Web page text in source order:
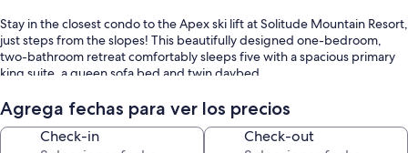
Stay in the closest condo to the Apex ski lift at Solitude Mountain Resort,
just steps from the slopes! This beautifully designed one-bedroom,
two-bathroom retreat comfortably sleeps five with a spacious primary
king suite, a queen sofa bed and twin daybed.
Enjoy a fully equipped kitchen, a welcoming dining area, a large sitting
area with wood-burning fireplace, a roomy patio overlooking the creek
- all with bespoke designer touches that bring the beauty of nature
Agrega fechas para ver los precios
Check-in Check-out